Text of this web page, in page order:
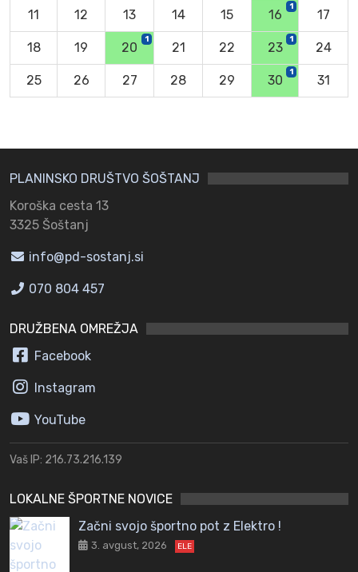
11 12 13 14 15 16
1
17
18 19 20
1
21 22 23
1
24
25 26 27 28 29 30
1
31
PLANINSKO DRUŠTVO ŠOŠTANJ
Koroška cesta 13
3325 Šoštanj
info@pd-sostanj.si
070 804 457
DRUŽBENA OMREŽJA
Facebook
Instagram
YouTube
Vaš IP: 216.73.216.139
LOKALNE ŠPORTNE NOVICE
Začni svojo športno pot z Elektro !
3. avgust, 2026 ELE